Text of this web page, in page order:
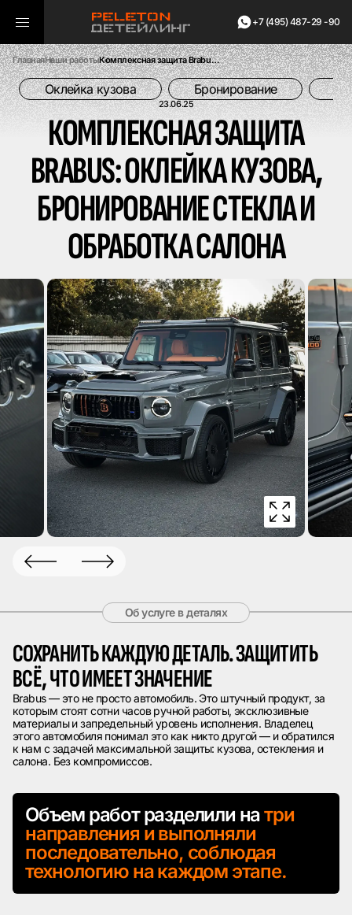
+7 (495) 487-29 -90
ГлавнаяНаши работы Комплексная защита Brabus: оклейка кузова, бронирование стекла и обработка салона
Оклейка кузова Бронирование
23.06.25
КОМПЛЕКСНАЯ ЗАЩИТА
BRABUS: ОКЛЕЙКА КУЗОВА,
БРОНИРОВАНИЕ СТЕКЛА И
ОБРАБОТКА САЛОНА
Об услуге в деталях
СОХРАНИТЬ КАЖДУЮ ДЕТАЛЬ. ЗАЩИТИТЬ
ВСЁ, ЧТО ИМЕЕТ ЗНАЧЕНИЕ
Brabus — это не просто автомобиль. Это штучный продукт, за
которым стоят сотни часов ручной работы, эксклюзивные
материалы и запредельный уровень исполнения. Владелец
этого автомобиля понимал это как никто другой — и обратился
к нам с задачей максимальной защиты: кузова, остекления и
салона. Без компромиссов.
Объем работ разделили натри
направления и выполняли
последовательно, соблюдая
технологию на каждом этапе.